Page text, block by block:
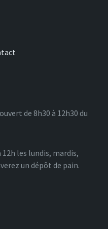
de 8h30 à 12h30 du
les lundis, mardis,
un dépôt de pain.